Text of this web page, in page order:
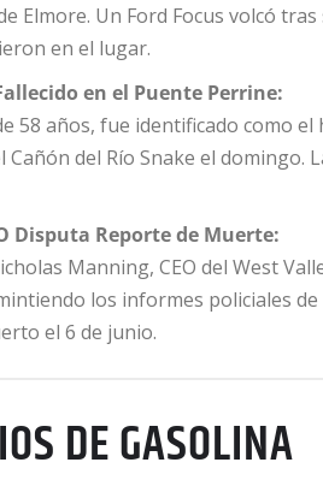
Elmore. Un Ford Focus volcó
en el lugar.
en el Puente Perrine:
58 años, fue identificado como
Cañón del Río Snake el
Disputa Reporte de Muerte:
Manning, CEO del West
los informes policiales
el 6 de junio.
DE GASOLINA